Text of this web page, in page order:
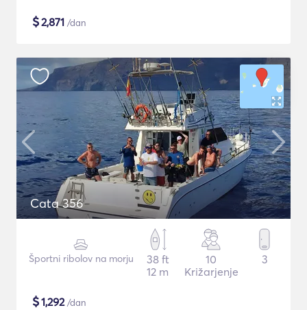
$2,871 /dan
Cata 356
Športni ribolov na morju
38 ft
12 m
10
Križarjenje
3
$1,292/dan